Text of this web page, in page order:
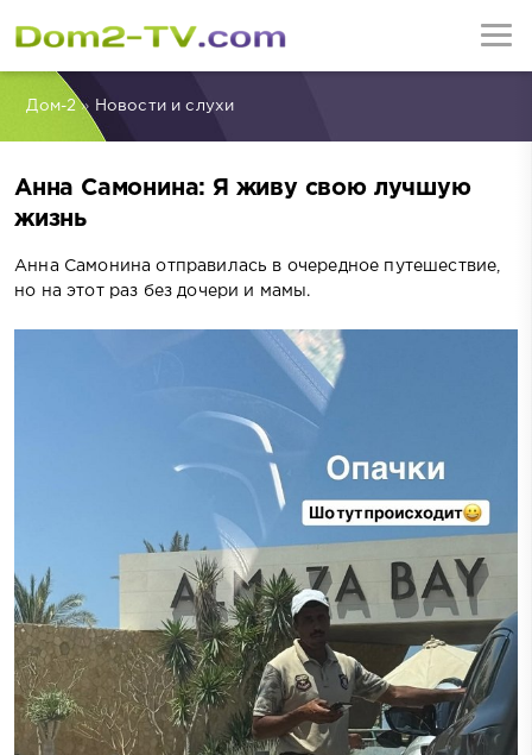
Дом-2» Новости и слухи
Анна Самонина: Я живу свою лучшую
жизнь
Анна Самонина отправилась в очередное путешествие,
но на этот раз без дочери и мамы.